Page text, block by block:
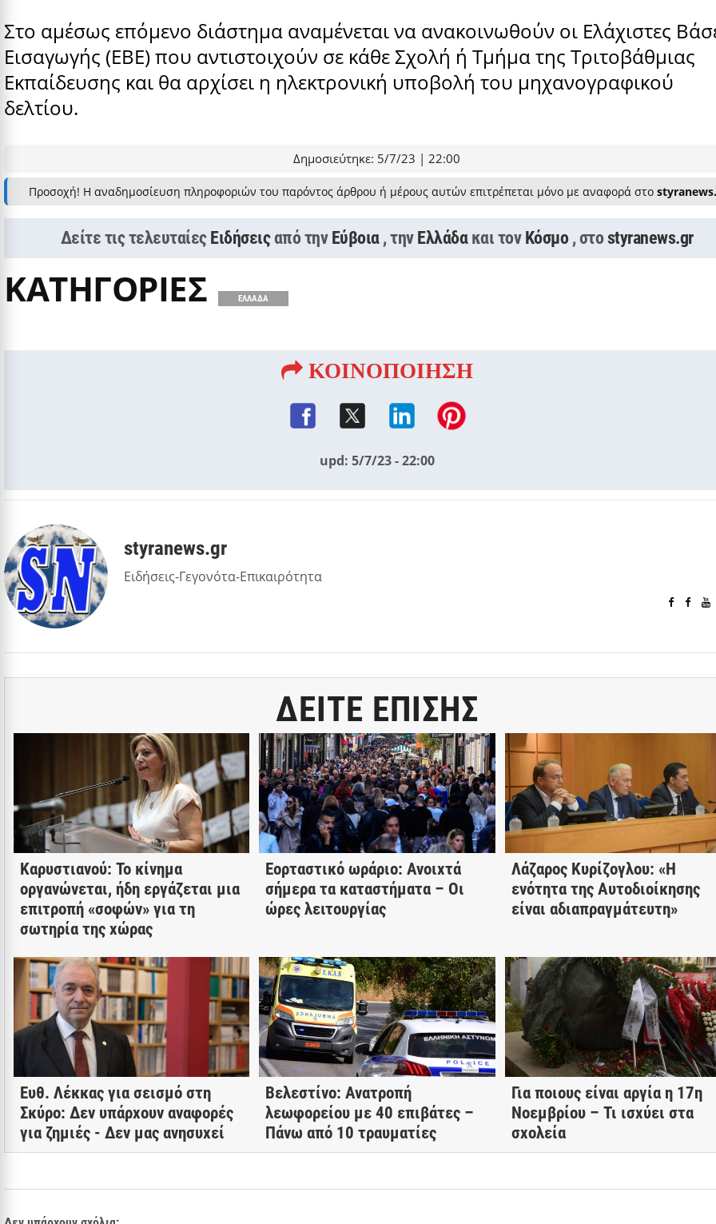
Στο αμέσως επόμενο διάστημα αναμένεται να ανακοινωθούν οι Ελάχιστες
Εισαγωγής (ΕΒΕ) που αντιστοιχούν σε κάθε Σχολή ή Τμήμα της Τριτοβάθμιας
Εκπαίδευσης και θα αρχίσει η ηλεκτρονική υποβολή του μηχανογραφικού
δελτίου.
Δημοσιεύτηκε: 5/7/23 | 22:00
Προσοχή! Η αναδημοσίευση πληροφοριών του παρόντος άρθρου ή μέρους αυτών επιτρέπεται μόνο με αναφορά στο
Δείτε τις τελευταίες Ειδήσειςαπό την Εύβοια , την Ελλάδα και τον Κόσμο , στο styranews.gr
ΚΑΤΗΓΟΡΙΕΣ ΕΛΛΑΔΑ
ΚΟΙΝΟΠΟΙΗΣΗ
upd: 5/7/23 - 22:00
styranews.gr
Ειδήσεις-Γεγονότα-Επικαιρότητα
ΔΕΙΤΕ ΕΠΙΣΗΣ
Καρυστιανού: Το κίνημα
οργανώνεται, ήδη εργάζεται μια
επιτροπή «σοφών» για τη
σωτηρία της χώρας
Εορταστικό ωράριο: Ανοιχτά
σήμερα τα καταστήματα – Οι
ώρες λειτουργίας
Λάζαρος Κυρίζογλου: «Η
ενότητα της Αυτοδιοίκησης
είναι αδιαπραγμάτευτη»
Ευθ. Λέκκας για σεισμό στη
Σκύρο: Δεν υπάρχουν αναφορές
για ζημιές - Δεν μας ανησυχεί
Βελεστίνο: Ανατροπή
λεωφορείου με 40 επιβάτες –
Πάνω από 10 τραυματίες
Για ποιους είναι αργία η 17η
Νοεμβρίου – Τι ισχύει στα
σχολεία